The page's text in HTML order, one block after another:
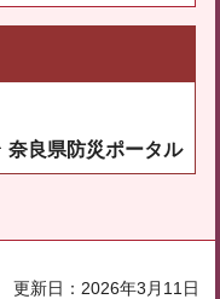
奈良県防災ポータル
更新日：2026年3月11日